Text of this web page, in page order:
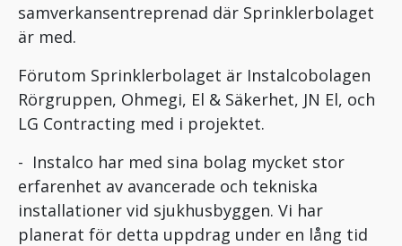
samverkansentreprenad där Sprinklerbolaget
är med.
Förutom Sprinklerbolaget är Instalcobolagen
Rörgruppen, Ohmegi, El & Säkerhet, JN El, och
LG Contracting med i projektet.
- Instalco har med sina bolag mycket stor
erfarenhet av avancerade och tekniska
installationer vid sjukhusbyggen. Vi har
planerat för detta uppdrag under en lång tid